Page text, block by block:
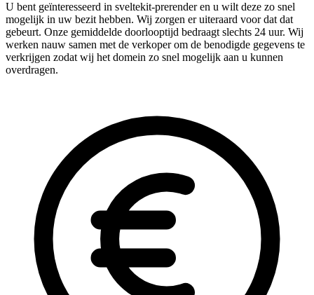
U bent geïnteresseerd in sveltekit-prerender en u wilt deze zo snel
mogelijk in uw bezit hebben. Wij zorgen er uiteraard voor dat dat
gebeurt. Onze gemiddelde doorlooptijd bedraagt slechts 24 uur. Wij
werken nauw samen met de verkoper om de benodigde gegevens te
verkrijgen zodat wij het domein zo snel mogelijk aan u kunnen
overdragen.